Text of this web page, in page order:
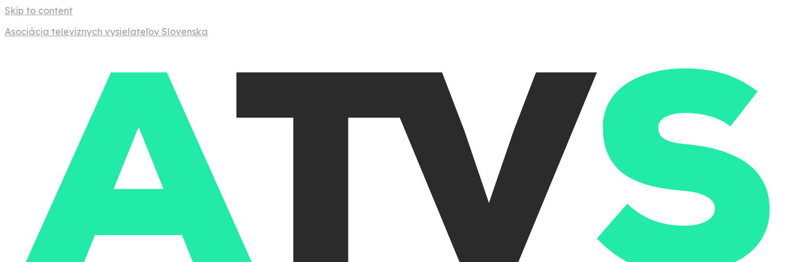
Skip to content
Asociácia televíznych vysielateľov Slovenska